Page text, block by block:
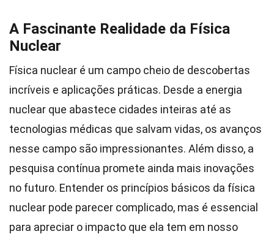
A Fascinante Realidade da Física
Nuclear
Física nuclear é um campo cheio de descobertas
incríveis e aplicações práticas. Desde a energia
nuclear que abastece cidades inteiras até as
tecnologias médicas que salvam vidas, os avanços
nesse campo são impressionantes. Além disso, a
pesquisa contínua promete ainda mais inovações
no futuro. Entender os princípios básicos da física
nuclear pode parecer complicado, mas é essencial
para apreciar o impacto que ela tem em nosso